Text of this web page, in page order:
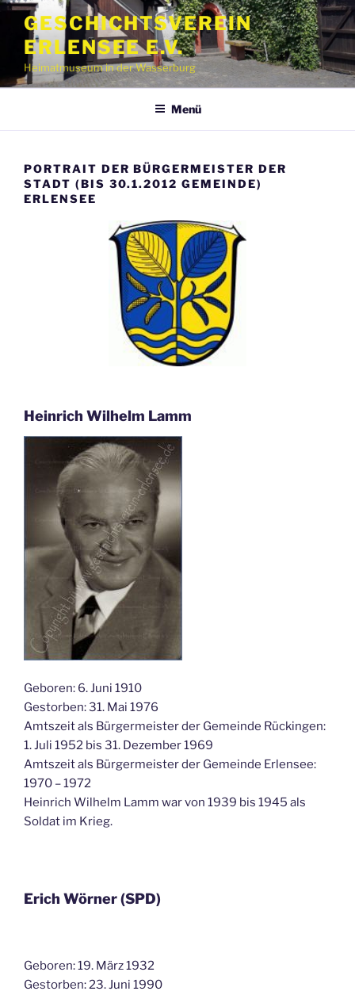
Zum
Inhalt
springen
GESCHICHTSVEREIN
ERLENSEE E.V.
Heimatmuseum in der Wasserburg
Menü
PORTRAIT DER BÜRGERMEISTER DER
STADT (BIS 30.1.2012 GEMEINDE)
ERLENSEE
Heinrich Wilhelm Lamm
Geboren: 6. Juni 1910
Gestorben: 31. Mai 1976
Amtszeit als Bürgermeister der Gemeinde Rückingen:
1. Juli 1952 bis 31. Dezember 1969
Amtszeit als Bürgermeister der Gemeinde Erlensee:
1970 – 1972
Heinrich Wilhelm Lamm war von 1939 bis 1945 als
Soldat im Krieg.
Erich Wörner (SPD)
Geboren: 19. März 1932
Gestorben: 23. Juni 1990